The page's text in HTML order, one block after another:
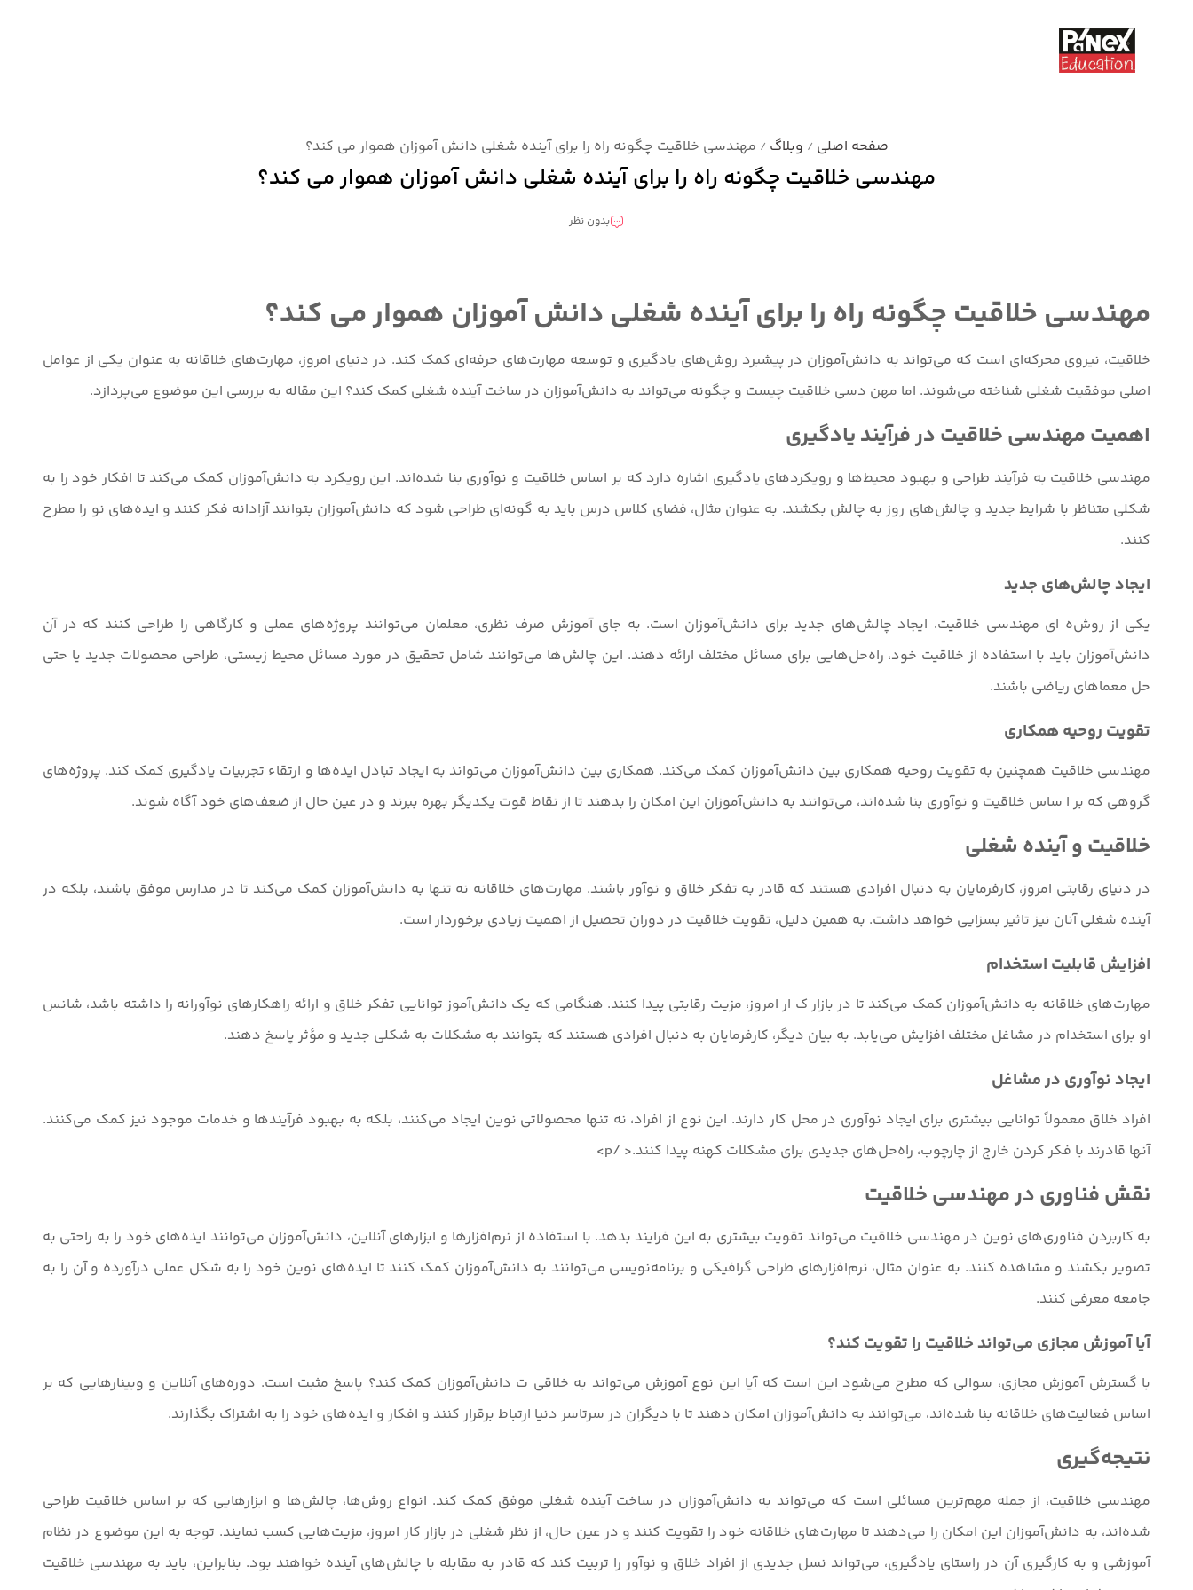
صفحه اصلی / وبلاگ / مهندسی خلاقیت چگونه راه را برای آینده شغلی دانش آموزان هموار می کند؟
مهندسی خلاقیت چگونه راه را برای آینده شغلی دانش آموزان هموار می کند؟
بدون نظر
مهندسی خلاقیت چگونه راه را برای آینده شغلی دانش آموزان هموار می کند؟
خلاقیت، نیروی محرکه‌ای است که می‌تواند به دانش‌آموزان در پیشبرد روش‌های یادگیری و توسعه مهارت‌های حرفه‌ای کمک کند. در دنیای امروز، مهارت‌های خلاقانه به عنوان یکی از عوامل
اصلی موفقیت شغلی شناخته می‌شوند. اما مهن دسی خلاقیت چیست و چگونه می‌تواند به دانش‌آموزان در ساخت آینده شغلی کمک کند؟ این مقاله به بررسی این موضوع می‌پردازد.
اهمیت مهندسی خلاقیت در فرآیند یادگیری
مهندسی خلاقیت به فرآیند طراحی و بهبود محیط‌ها و رویکردهای یادگیری اشاره دارد که بر اساس خلاقیت و نوآوری بنا شده‌اند. این رویکرد به دانش‌آموزان کمک می‌کند تا افکار خود را به
شکلی متناظر با شرایط جدید و چالش‌های روز به چالش بکشند. به عنوان مثال، فضای کلاس درس باید به گونه‌ای طراحی شود که دانش‌آموزان بتوانند آزادانه فکر کنند و ایده‌های نو را مطرح
کنند.
ایجاد چالش‌های جدید
یکی از روش‌ه ای مهندسی خلاقیت، ایجاد چالش‌های جدید برای دانش‌آموزان است. به جای آموزش صرف نظری، معلمان می‌توانند پروژه‌های عملی و کارگاهی را طراحی کنند که در آن
دانش‌آموزان باید با استفاده از خلاقیت خود، راه‌حل‌هایی برای مسائل مختلف ارائه دهند. این چالش‌ها می‌توانند شامل تحقیق در مورد مسائل محیط زیستی، طراحی محصولات جدید یا حتی
حل معماهای ریاضی باشند.
تقویت روحیه همکاری
مهندسی خلاقیت همچنین به تقویت روحیه همکاری بین دانش‌آموزان کمک می‌کند. همکاری بین دانش‌آموزان می‌تواند به ایجاد تبادل ایده‌ها و ارتقاء تجربیات یادگیری کمک کند. پروژه‌های
گروهی که بر ا ساس خلاقیت و نوآوری بنا شده‌اند، می‌توانند به دانش‌آموزان این امکان را بدهند تا از نقاط قوت یکدیگر بهره ببرند و در عین حال از ضعف‌های خود آگاه شوند.
خلاقیت و آینده شغلی
در دنیای رقابتی امروز، کارفرمایان به دنبال افرادی هستند که قادر به تفکر خلاق و نوآور باشند. مهارت‌های خلاقانه نه تنها به دانش‌آموزان کمک می‌کند تا در مدارس موفق باشند، بلکه در
آینده شغلی آنان نیز تاثیر بسزایی خواهد داشت. به همین دلیل، تقویت خلاقیت در دوران تحصیل از اهمیت زیادی برخوردار است.
افزایش قابلیت استخدام
مهارت‌های خلاقانه به دانش‌آموزان کمک می‌کند تا در بازار ک ار امروز، مزیت رقابتی پیدا کنند. هنگامی که یک دانش‌آموز توانایی تفکر خلاق و ارائه راهکارهای نوآورانه را داشته باشد، شانس
او برای استخدام در مشاغل مختلف افزایش می‌یابد. به بیان دیگر، کارفرمایان به دنبال افرادی هستند که بتوانند به مشکلات به شکلی جدید و مؤثر پاسخ دهند.
ایجاد نوآوری در مشاغل
افراد خلاق معمولاً توانایی بیشتری برای ایجاد نوآوری در محل کار دارند. این نوع از افراد، نه تنها محصولاتی نوین ایجاد می‌کنند، بلکه به بهبود فرآیندها و خدمات موجود نیز کمک می‌کنند.
آنها قادرند با فکر کردن خارج از چارچوب، راه‌حل‌های جدیدی برای مشکلات کهنه پیدا کنند.< /p>
نقش فناوری در مهندسی خلاقیت
به کاربردن فناوری‌های نوین در مهندسی خلاقیت می‌تواند تقویت بیشتری به این فرایند بدهد. با استفاده از نرم‌افزارها و ابزارهای آنلاین، دانش‌آموزان می‌توانند ایده‌های خود را به راحتی به
تصویر بکشند و مشاهده کنند. به عنوان مثال، نرم‌افزارهای طراحی گرافیکی و برنامه‌نویسی می‌توانند به دانش‌آموزان کمک کنند تا ایده‌های نوین خود را به شکل عملی درآورده و آن را به
جامعه معرفی کنند.
آیا آموزش مجازی می‌تواند خلاقیت را تقویت کند؟
با گسترش آموزش مجازی، سوالی که مطرح می‌شود این است که آیا این نوع آموزش می‌تواند به خلاقی ت دانش‌آموزان کمک کند؟ پاسخ مثبت است. دوره‌های آنلاین و وبینارهایی که بر
اساس فعالیت‌های خلاقانه بنا شده‌اند، می‌توانند به دانش‌آموزان امکان دهند تا با دیگران در سرتاسر دنیا ارتباط برقرار کنند و افکار و ایده‌های خود را به اشتراک بگذارند.
نتیجه‌گیری
مهندسی خلاقیت، از جمله مهم‌ترین مسائلی است که می‌تواند به دانش‌آموزان در ساخت آینده شغلی موفق کمک کند. انواع روش‌ها، چالش‌ها و ابزارهایی که بر اساس خلاقیت طراحی
شده‌اند، به دانش‌آموزان این امکان را می‌دهند تا مهارت‌های خلاقانه خود را تقویت کنند و در عین حال، از نظر شغلی در بازار کار امروز، مزیت‌هایی کسب نمایند. توجه به این موضوع در نظام
آموزشی و به کارگیری آن در راستای یادگیری، می‌تواند نسل جدیدی از افراد خلاق و نوآور را تربیت کند که قادر به مقابله با چالش‌های آینده خواهند بود. بنابراین، باید به مهندسی خلاقیت